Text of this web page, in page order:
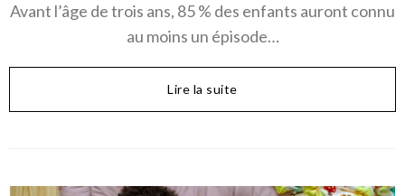
Avant l’âge de trois ans, 85 % des enfants auront connu
au moins un épisode…
Lire la suite